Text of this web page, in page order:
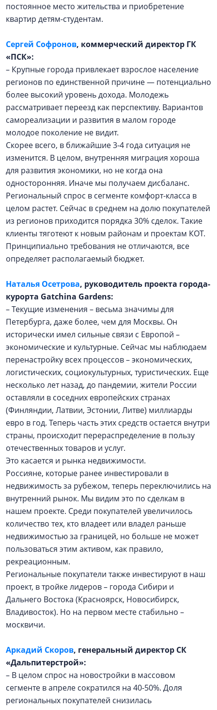
постоянное место жительства и приобретение
квартир детям-студентам.
Сергей Софронов, коммерческий директор ГК
«ПСК»:
– Крупные города привлекает взрослое население
регионов по единственной причине — потенциально
более высокий уровень дохода. Молодежь
рассматривает переезд как перспективу. Вариантов
самореализации и развития в малом городе
молодое поколение не видит.
Скорее всего, в ближайшие 3-4 года ситуация не
изменится. В целом, внутренняя миграция хороша
для развития экономики, но не когда она
односторонняя. Иначе мы получаем дисбаланс.
Региональный спрос в сегменте комфорт-класса в
целом растет. Сейчас в среднем на долю покупателей
из регионов приходится порядка 30% сделок. Такие
клиенты тяготеют к новым районам и проектам КОТ.
Принципиально требования не отличаются, все
определяет располагаемый бюджет.
Наталья Осетрова, руководитель проекта города-
курорта Gatchina Gardens:
– Текущие изменения – весьма значимы для
Петербурга, даже более, чем для Москвы. Он
исторически имел сильные связи с Европой –
экономические и культурные. Сейчас мы наблюдаем
перенастройку всех процессов – экономических,
логистических, социокультурных, туристических. Еще
несколько лет назад, до пандемии, жители России
оставляли в соседних европейских странах
(Финляндии, Латвии, Эстонии, Литве) миллиарды
евро в год. Теперь часть этих средств остается внутри
страны, происходит перераспределение в пользу
отечественных товаров и услуг.
Это касается и рынка недвижимости.
Россияне, которые ранее инвестировали в
недвижимость за рубежом, теперь переключились на
внутренний рынок. Мы видим это по сделкам в
нашем проекте. Среди покупателей увеличилось
количество тех, кто владеет или владел раньше
недвижимостью за границей, но больше не может
пользоваться этим активом, как правило,
рекреационным.
Региональные покупатели также инвестируют в наш
проект, в тройке лидеров – города Сибири и
Дальнего Востока (Красноярск, Новосибирск,
Владивосток). Но на первом месте стабильно –
москвичи.
Аркадий Скоров, генеральный директор СК
«Дальпитерстрой»:
– В целом спрос на новостройки в массовом
сегменте в апреле сократился на 40-50%. Доля
региональных покупателей снизилась